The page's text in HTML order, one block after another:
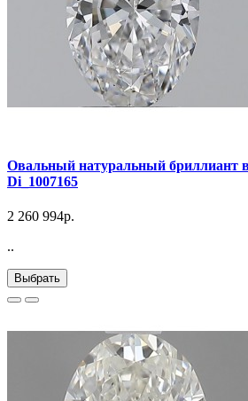
Овальный натуральный бриллиант
Di_1007165
2 260 994р.
..
Выбрать